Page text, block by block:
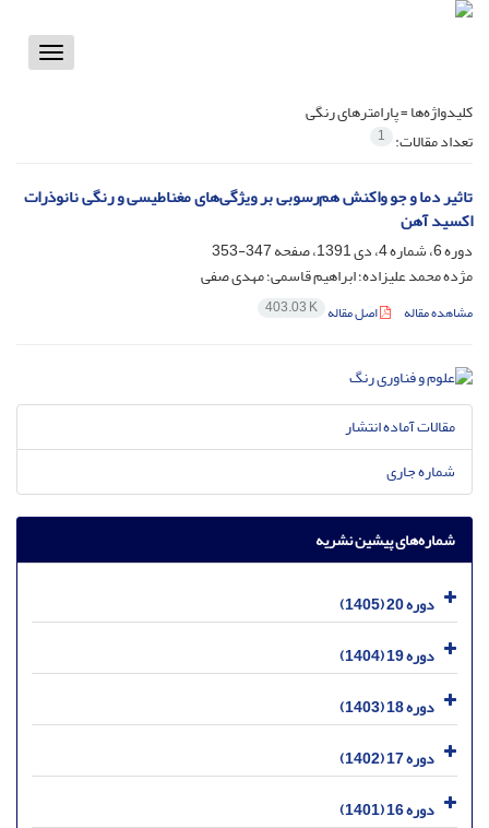
Toggle
کلیدواژه‌ها =پارامترهای رنگی
تعداد مقالات: 1
تاثیر دما و جو واکنش هم‌رسوبی بر ویژگی‌های مغناطیسی و رنگی نانوذرات
اکسید آهن
دوره 6، شماره 4، دی 1391، صفحه
347-353
مژده محمد علیزاده؛ ابراهیم قاسمی؛ مهدی صفی
مشاهده مقاله اصل مقاله 403.03 K
مقالات آماده انتشار
شماره جاری
شماره‌های پیشین نشریه
دوره 20 (1405)
دوره 19 (1404)
دوره 18 (1403)
دوره 17 (1402)
دوره 16 (1401)